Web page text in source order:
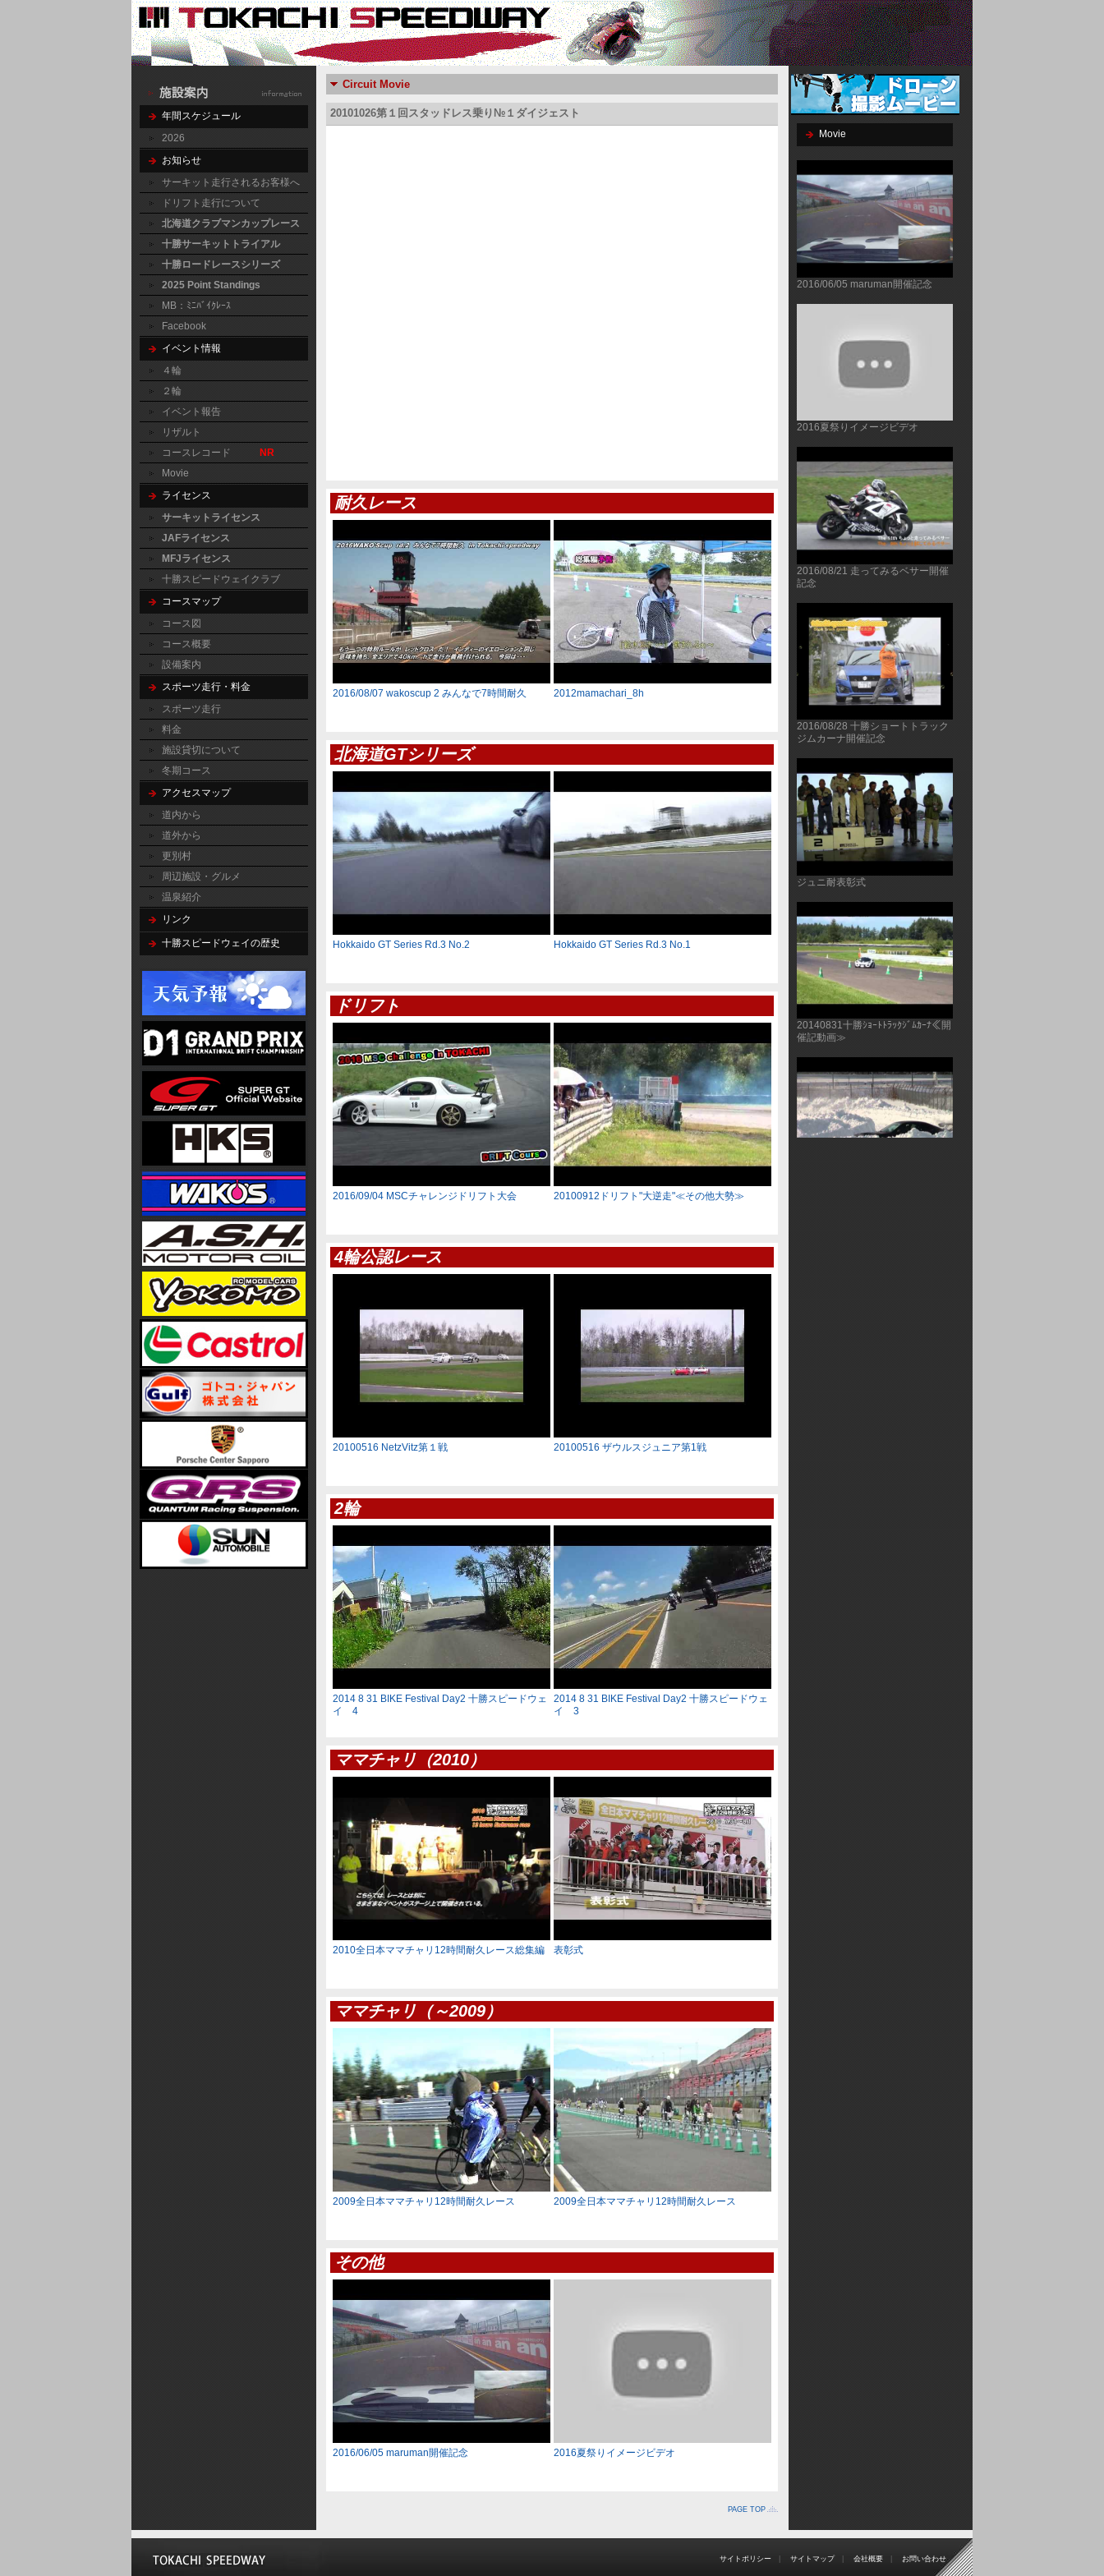
年間スケジュール
2026
お知らせ
サーキット走行されるお客様へ
ドリフト走行について
北海道クラブマンカップレース
十勝サーキットトライアル
十勝ロードレースシリーズ
2025 Point Standings
MB：ﾐﾆﾊﾞｲｸﾚｰｽ
Facebook
イベント情報
４輪
２輪
イベント報告
リザルト
コースレコード
NR
Movie
ライセンス
サーキットライセンス
JAFライセンス
MFJライセンス
十勝スピードウェイクラブ
コースマップ
コース図
コース概要
設備案内
スポーツ走行・料金
スポーツ走行
料金
施設貸切について
冬期コース
アクセスマップ
道内から
道外から
更別村
周辺施設・グルメ
温泉紹介
リンク
十勝スピードウェイの歴史
Circuit Movie
20101026第１回スタッドレス乗り№１ダイジェスト
耐久レース
2016/08/07 wakoscup 2 みんなで7時間耐久 2012mamachari_8h
20101031 WAKO'ScupOPTＩON2 510kmsun
耐 ≪後編≫②
北海道GTシリーズ
Hokkaido GT Series Rd.3 No.2 Hokkaido GT Series Rd.3 No.1 20100920北海道GT第３戦(ﾀﾞｲｼﾞｪｽﾄ版)
ドリフト
2016/09/04 MSCチャレンジドリフト大会 20100912ドリフト"大逆走"≪その他大勢≫
4輪公認レース
20100516 NetzVitz第１戦 20100516 ザウルスジュニア第1戦
2輪
2014 8 31 BIKE Festival Day2 十勝スピードウェ
イ 4
2014 8 31 BIKE Festival Day2 十勝スピードウェ
イ 3
ママチャリ（2010）
2010全日本ママチャリ12時間耐久レース総集編 表彰式
ママチャリ（～2009）
2009全日本ママチャリ12時間耐久レース 2009全日本ママチャリ12時間耐久レース
その他
2016/06/05 maruman開催記念 2016夏祭りイメージビデオ
PAGE TOP
Movie
2016/06/05 maruman開催記念
2016夏祭りイメージビデオ
2016/08/21 走ってみるベサー開催
記念
2016/08/28 十勝ショートトラック
ジムカーナ開催記念
ジュニ耐表彰式
20140831十勝ｼｮｰﾄﾄﾗｯｸｼﾞﾑｶｰﾅ≪開
催記動画≫
20091115十勝初雪エンデューロ
サイトポリシー サイトマップ| 会社概要 お問い合わせ